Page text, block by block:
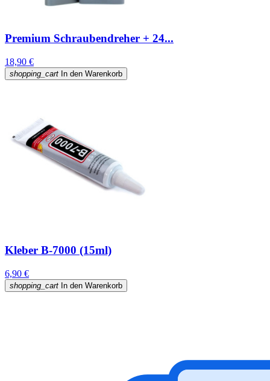
Premium Schraubendreher + 24...
18,90 €
shopping_cart In den Warenkorb
Kleber B-7000 (15ml)
6,90 €
shopping_cart In den Warenkorb